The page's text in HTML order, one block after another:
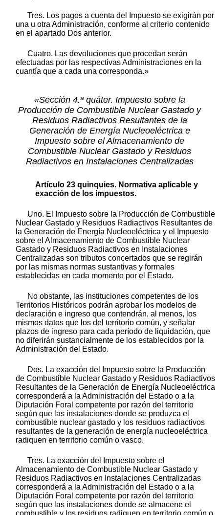
Tres. Los pagos a cuenta del Impuesto se exigirán por
una u otra Administración, conforme al criterio contenido
en el apartado Dos anterior.
Cuatro. Las devoluciones que procedan serán
efectuadas por las respectivas Administraciones en la
cuantía que a cada una corresponda.»
«Sección 4.ª quáter. Impuesto sobre la
Producción de Combustible Nuclear Gastado y
Residuos Radiactivos Resultantes de la
Generación de Energía Nucleoeléctrica e
Impuesto sobre el Almacenamiento de
Combustible Nuclear Gastado y Residuos
Radiactivos en Instalaciones Centralizadas
Artículo 23 quinquies. Normativa aplicable y
exacción de los impuestos.
Uno. El Impuesto sobre la Producción de Combustible
Nuclear Gastado y Residuos Radiactivos Resultantes de
la Generación de Energía Nucleoeléctrica y el Impuesto
sobre el Almacenamiento de Combustible Nuclear
Gastado y Residuos Radiactivos en Instalaciones
Centralizadas son tributos concertados que se regirán
por las mismas normas sustantivas y formales
establecidas en cada momento por el Estado.
No obstante, las instituciones competentes de los
Territorios Históricos podrán aprobar los modelos de
declaración e ingreso que contendrán, al menos, los
mismos datos que los del territorio común, y señalar
plazos de ingreso para cada período de liquidación, que
no diferirán sustancialmente de los establecidos por la
Administración del Estado.
Dos. La exacción del Impuesto sobre la Producción
de Combustible Nuclear Gastado y Residuos Radiactivos
Resultantes de la Generación de Energía Nucleoeléctrica
corresponderá a la Administración del Estado o a la
Diputación Foral competente por razón del territorio
según que las instalaciones donde se produzca el
combustible nuclear gastado y los residuos radiactivos
resultantes de la generación de energía nucleoeléctrica
radiquen en territorio común o vasco.
Tres. La exacción del Impuesto sobre el
Almacenamiento de Combustible Nuclear Gastado y
Residuos Radiactivos en Instalaciones Centralizadas
corresponderá a la Administración del Estado o a la
Diputación Foral competente por razón del territorio
según que las instalaciones donde se almacene el
combustible y los residuos radiquen en territorio común o